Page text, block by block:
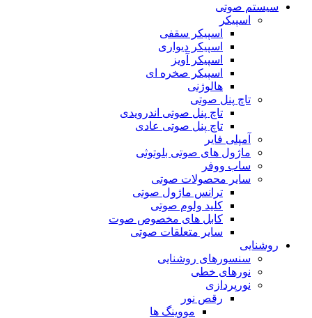
سیستم صوتی
اسپیکر
اسپیکر سقفی
اسپیکر دیواری
اسپیکر آویز
اسپیکر صخره ای
هالوژنی
تاچ پنل صوتی
تاچ پنل صوتی اندرویدی
تاچ پنل صوتی عادی
آمپلی فایر
ماژول های صوتی بلوتوثی
ساب ووفر
سایر محصولات صوتی
ترانس ماژول صوتی
کلید ولوم صوتی
کابل های مخصوص صوت
سایر متعلقات صوتی
روشنایی
سنسورهای روشنایی
نورهای خطی
نورپردازی
رقص نور
مووینگ ها